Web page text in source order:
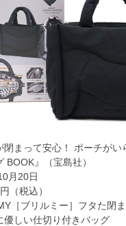
閉まって安心！ ポーチが
BOOK』（宝島社）
月20日
（税込）
［ブリルミー］フタた閉
優しい仕切り付きバッグ